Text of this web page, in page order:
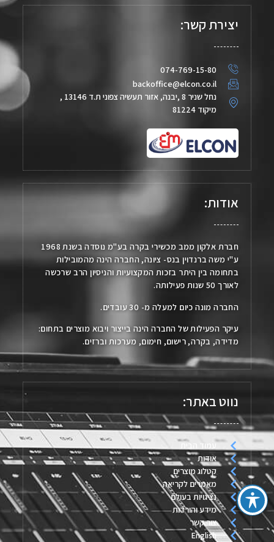
יצירת קשר:
074-769-15-80
backoffice@elcon.co.il
נחל שניר 8 ,יבנה, אזור תעשיה צפוני ת.ד 13146 ,
מיקוד 81224
אודות:
חברת אלקון ממב מכשירי בקרה בע"מ נוסדה בשנת 1968
ע"י משה ברנדוין בנס- ציונה, החברה הינה מהמובילות
בתחומה בין היתר בזכות המקצועיות והניסיון הרב שרכשה
לאורך 50 שנות פעילותה.
החברה מונה כיום למעלה מ- 30 עובדים.
עיקר הפעילות של החברה הינה בייצור ויבוא מוצרים בתחום:
מדידה, בקרה, רישום, חימום, מערכות וברזים.
נווט באתר:
עמוד הבית
אודות
קטלוג מוצרים
מאמרים לקריאה
נציגויות בעולם
מידע והורדות
צור קשר
English